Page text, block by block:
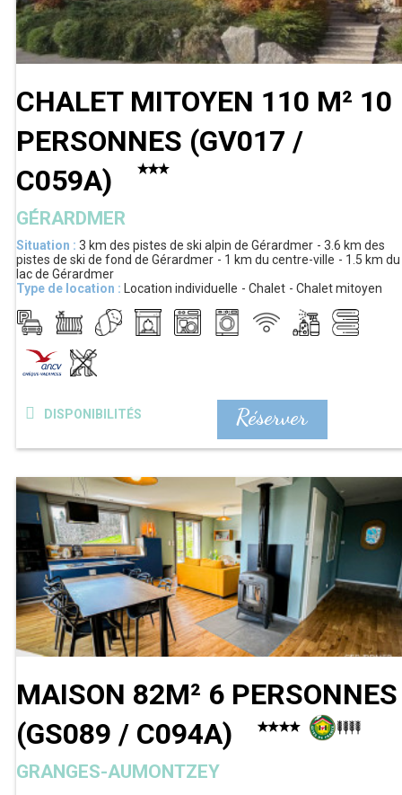
CHALET MITOYEN 110 M² 10
PERSONNES (GV017 /
C059A)
GÉRARDMER
Situation : 3 km des pistes de ski alpin de Gérardmer 3.6 km des
pistes de ski de fond de Gérardmer
1 km du centre-ville 1.5 km du
lac de Gérardmer
Type de location : Location individuelle Chalet Chalet mitoyen
Réserver
DISPONIBILITÉS
MAISON 82M² 6 PERSONNES
(GS089 / C094A)
GRANGES-AUMONTZEY